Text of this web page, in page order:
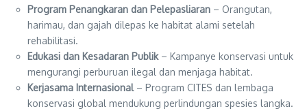
Program Penangkaran dan Pelepasliaran – Orangutan,
harimau, dan gajah dilepas ke habitat alami setelah
rehabilitasi.
Edukasi dan Kesadaran Publik– Kampanye konservasi untuk
mengurangi perburuan ilegal dan menjaga habitat.
Kerjasama Internasional– Program CITES dan lembaga
konservasi global mendukung perlindungan spesies langka.